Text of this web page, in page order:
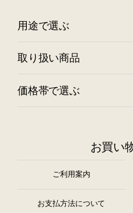
用途で選ぶ
取り扱い商品
価格帯で選ぶ
お買い
ご利用案内
お支払方法について